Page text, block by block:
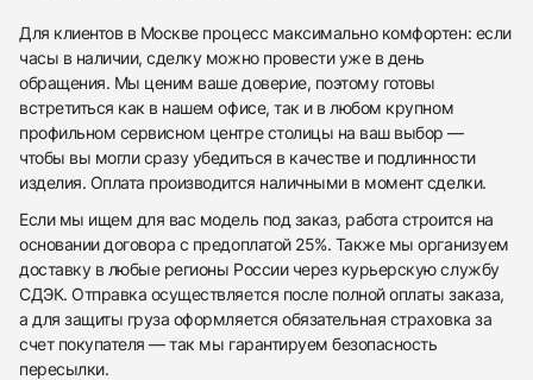
438
285
145
142
205
204
195
150
6
Для клиентов в Москве процесс максимально комфортен: если
часы в наличии, сделку можно провести уже в день
обращения. Мы ценим ваше доверие, поэтому готовы
встретиться как в нашем офисе, так и в любом крупном
профильном сервисном центре столицы на ваш выбор —
чтобы вы могли сразу убедиться в качестве и подлинности
изделия. Оплата производится наличными в момент сделки.
Если мы ищем для вас модель под заказ, работа строится на
основании договора с предоплатой 25%. Также мы организуем
доставку в любые регионы России через курьерскую службу
СДЭК. Отправка осуществляется после полной оплаты заказа,
а для защиты груза оформляется обязательная страховка за
счет покупателя — так мы гарантируем безопасность
пересылки.
Заказать эти часы
Оставьте ваши контактные данные и мы свяжемся
с вами
Трейд-ин часов
Оставьте ваши контактные данные и мы свяжемся
с вами
Cartier
Juste un Clou bracelet, Small Model, Reverse-set